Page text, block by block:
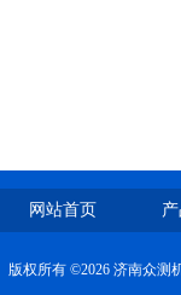
网站首页
版权所有 ©2026 济南众测